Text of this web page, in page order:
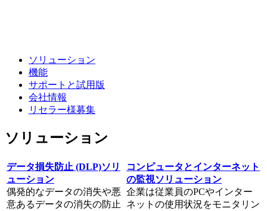
ソリューション
機能
サポートと試用版
会社情報
リセラー様募集
ソリューション
データ損失防止 (DLP)ソリ
ューション
偶発的なデータの消失や悪
意あるデータの消失の防止
コンピュータとインターネット
の監視ソリューション
企業は従業員のPCやインター
ネットの使用状況をモニタリン